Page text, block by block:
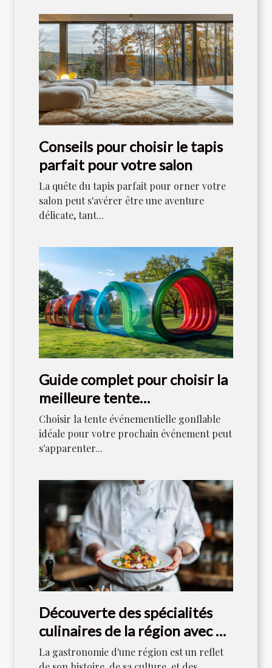
Conseils pour choisir le tapis
parfait pour votre salon
La quête du tapis parfait pour orner votre
salon peut s'avérer être une aventure
délicate, tant...
Guide complet pour choisir la
meilleure tente
événementielle gonflable
Choisir la tente événementielle gonflable
idéale pour votre prochain événement peut
s'apparenter...
Découverte des spécialités
culinaires de la région avec un
chef local
La gastronomie d'une région est un reflet